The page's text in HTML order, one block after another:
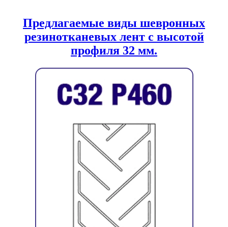
Предлагаемые виды шевронных
резинотканевых лент с высотой
профиля 32 мм.